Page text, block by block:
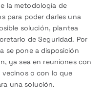
la metodología de
para poder darles una
solución, plantea
de Seguridad. Por
se pone a disposición
ya sea en reuniones con
vecinos o con lo que
una solución.